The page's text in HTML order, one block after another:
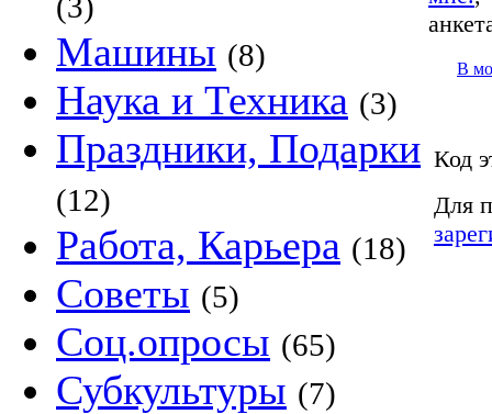
Машины (8)
Наука и Техника (3)
Праздники, Подарки
(12)
Работа, Карьера (18)
Советы (5)
Соц.опросы (65)
Субкультуры (7)
В
Код
Для